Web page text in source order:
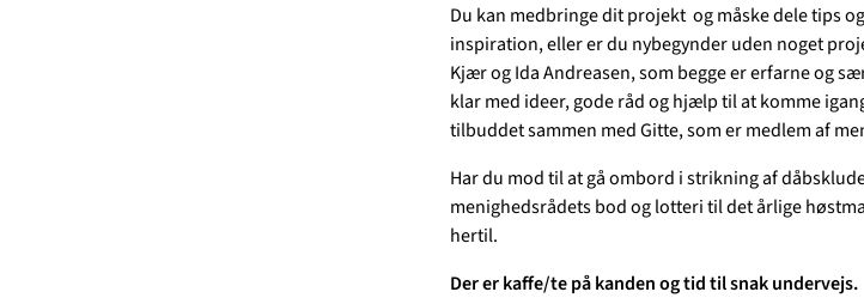
Du kan medbringe dit projekt og måske dele tips
inspiration, eller er du nybegynder uden noget
Kjær og Ida Andreasen, som begge er erfarne og
klar med ideer, gode råd og hjælp til at komme
tilbuddet sammen med Gitte, som er medlem af
Har du mod til at gå ombord i strikning af
menighedsrådets bod og lotteri til det årlige
hertil.
Der er kaffe/te på kanden og tid til snak undervejs.